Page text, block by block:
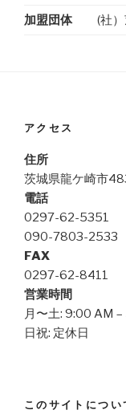
加盟団体 (社
アクセス
住所
茨城県龍ケ崎市
電話
0297-62-5351
090-7803-2533
FAX
0297-62-8411
営業時間
月〜土: 9:00 AM
日祝: 定休日
このサイトについ